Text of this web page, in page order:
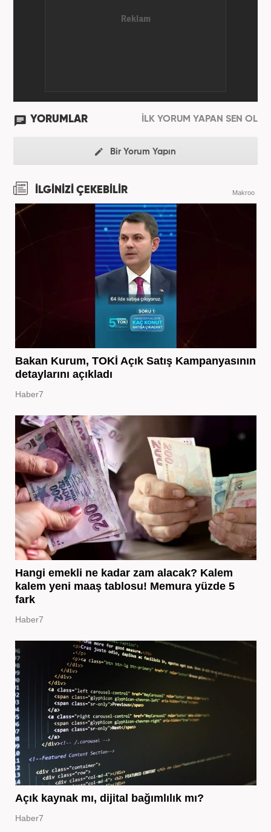
YORUMLAR İLK YORUM YAPAN SEN OL
Bir Yorum Yapın
İLGİNİZİ ÇEKEBİLİR Makroo
Bakan Kurum, TOKİ Açık Satış Kampanyasının
detaylarını açıkladı
Haber7
Hangi emekli ne kadar zam alacak? Kalem
kalem yeni maaş tablosu! Memura yüzde 5
fark
Haber7
Açık kaynak mı, dijital bağımlılık mı?
Haber7